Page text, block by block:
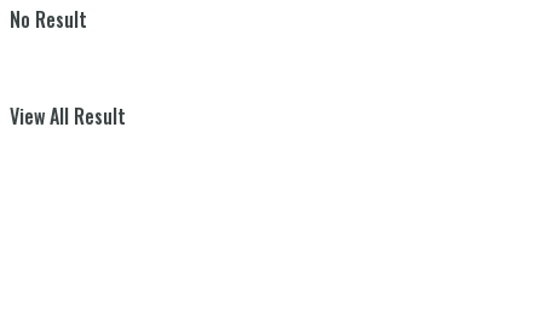
No Result
View All Result